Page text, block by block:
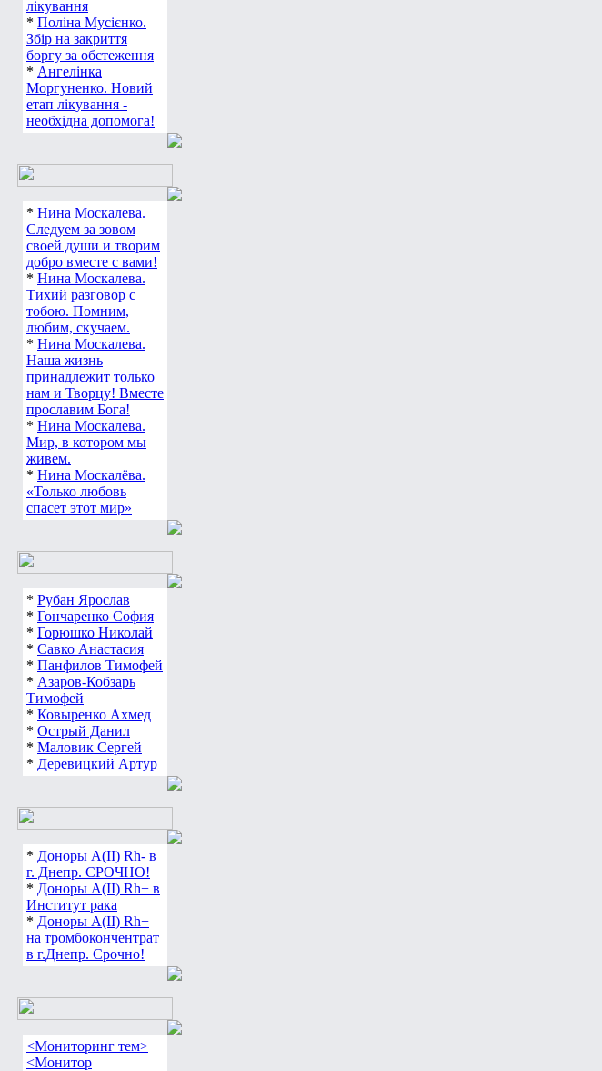
лікування
* Поліна Мусієнко.
Збір на закриття
боргу за обстеження
* Ангелінка
Моргуненко. Новий
етап лікування -
необхідна допомога!
* Нина Москалева.
Следуем за зовом
своей души и творим
добро вместе с вами!
* Нина Москалева.
Тихий разговор с
тобою. Помним,
любим, скучаем.
* Нина Москалева.
Наша жизнь
принадлежит только
нам и Творцу! Вместе
прославим Бога!
* Нина Москалева.
Мир, в котором мы
живем.
* Нина Москалёва.
«Только любовь
спасет этот мир»
* Рубан Ярослав
* Гончаренко София
* Горюшко Николай
* Савко Анастасия
* Панфилов Тимофей
* Азаров-Кобзарь
Тимофей
* Ковыренко Ахмед
* Острый Данил
* Маловик Сергей
* Деревицкий Артур
* Доноры А(ІІ) Rh- в
г. Днепр. СРОЧНО!
* Доноры А(ІІ) Rh+ в
Институт рака
* Доноры А(ІІ) Rh+
на тромбокончентрат
в г.Днепр. Срочно!
<Мониторинг тем>
<Монитор